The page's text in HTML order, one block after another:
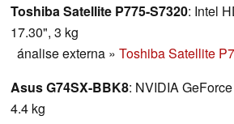
Toshiba Satellite P775-S7320: Intel
17.30", 3 kg
ánalise externa » Toshiba Satellite
Asus G74SX-BBK8: NVIDIA
4.4 kg